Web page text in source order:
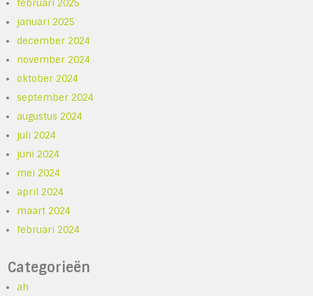
februari 2025
januari 2025
december 2024
november 2024
oktober 2024
september 2024
augustus 2024
juli 2024
juni 2024
mei 2024
april 2024
maart 2024
februari 2024
Categorieën
ah